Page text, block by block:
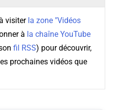
visiter la zone "Vidéos
à la chaîne YouTube
fil RSS) pour découvrir,
prochaines vidéos que